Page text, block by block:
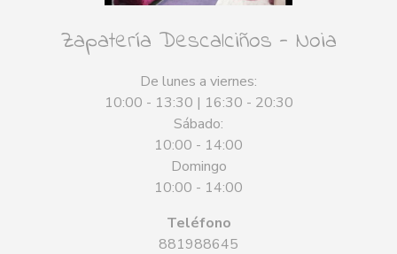
Zapatería Descalciños - Noia
De lunes a viernes:
10:00 - 13:30 | 16:30 - 20:30
Sábado:
10:00 - 14:00
Domingo
10:00 - 14:00
Teléfono
881988645